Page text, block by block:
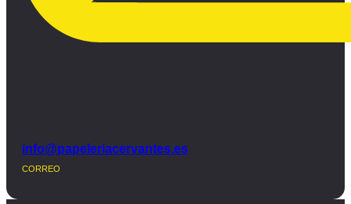
info@papeleriacervantes.es
CORREO